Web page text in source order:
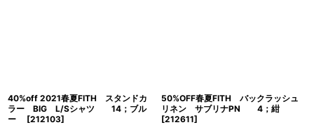
40%off 2021春夏FITH スタンドカ
ラー BIG L/Sシャツ 14；ブル
ー
[212103]
50%OFF春夏FITH バックラッシュ
リネン サブリナPN 4；紺
[212611]